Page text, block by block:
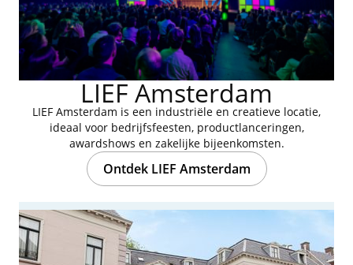
LIEF Amsterdam
LIEF Amsterdam is een industriële en creatieve locatie,
ideaal voor bedrijfsfeesten, productlanceringen,
awardshows en zakelijke bijeenkomsten.
Ontdek LIEF Amsterdam